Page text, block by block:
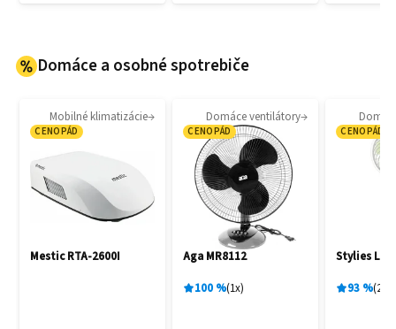
Domáce a osobné spotrebiče
Mobilné klimatizácie
CENOPÁD
Mestic RTA-2600I
Domáce ventilátory
CENOPÁD
Aga MR8112
100% 1x
CENOPÁD
Stylies
93% 2